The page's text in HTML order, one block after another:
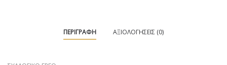
ΠΕΡΙΓΡΑΦΉ ΑΞΙΟΛΟΓΉΣΕΙΣ (0)